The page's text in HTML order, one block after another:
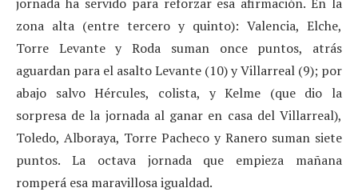
zona alta (entre tercero y quinto): Valencia, Elche,
Torre Levante y Roda suman once puntos, atrás
aguardan para el asalto Levante (10) y Villarreal (9); por
abajo salvo Hércules, colista, y Kelme (que dio la
sorpresa de la jornada al ganar en casa del Villarreal),
Toledo, Alboraya, Torre Pacheco y Ranero suman siete
puntos. La octava jornada que empieza mañana
romperá esa maravillosa igualdad.